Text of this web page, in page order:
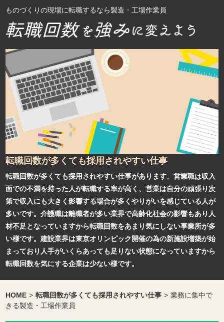
ものづくりの現場に転職するなら製造・工場作業員
転職回数が多くても採用されやすい仕事
転職回数が多くても採用されやすい仕事があります。営業職は収入
面での不満を持った人が転職する率が高く、営業は自分の頑張り次
第で収入にも大きく影響する場合が多くやりがいを感じている人が
多いです。介護職は離職者が多い業界で高齢化社会の影響もあり人
材不足となっていますから転職回数をあまり気にしない事業所が多
い様です。建設業界は東京オリンピック開催の為の新施設増築が始
まっており人手がいくらあっても足りない状態になっていますから
転職回数を気にする企業は少ない様です。
HOME > 転職回数が多くても採用されやすい仕事 > 業務に集中で
きる製造・工場作業員